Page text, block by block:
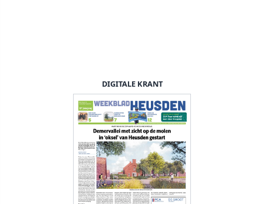
DIGITALE KRANT